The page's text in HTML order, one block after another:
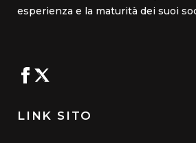
esperienza e la maturità dei suoi
LINK SITO